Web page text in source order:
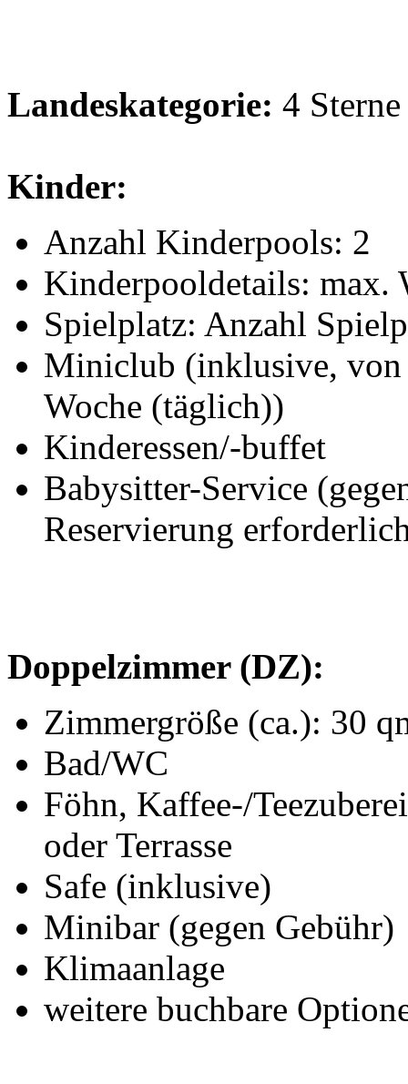
Landeskategorie: 4 Sterne
Kinder:
Anzahl Kinderpools: 2
Kinderpooldetails: max.
Spielplatz: Anzahl
Miniclub (inklusive, von
Woche (täglich))
Kinderessen/-buffet
Babysitter-Service
Reservierung
Doppelzimmer (DZ):
Zimmergröße (ca.): 30
Bad/WC
Föhn, Kaffee-/
oder Terrasse
Safe (inklusive)
Minibar (gegen Gebühr)
Klimaanlage
weitere buchbare